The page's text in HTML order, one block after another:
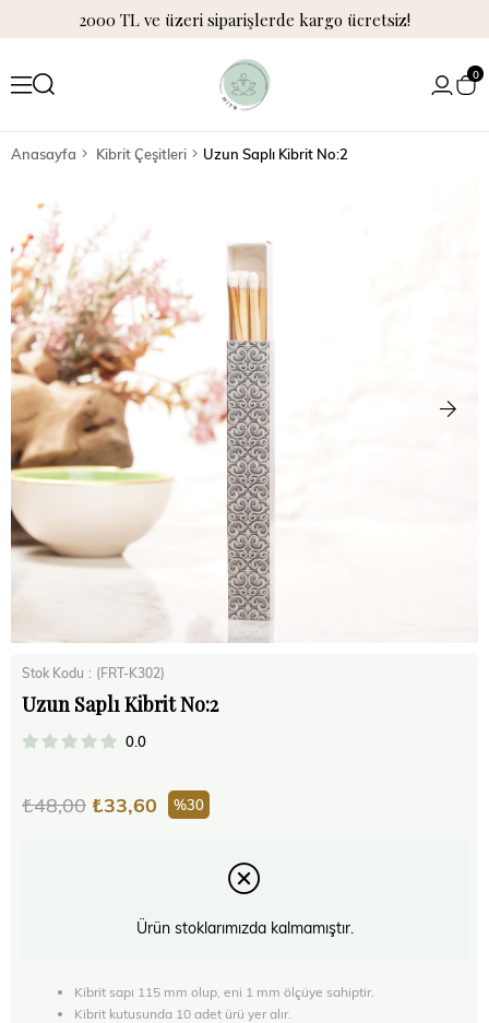
2000 TL ve üzeri siparişlerde kargo ücretsiz!
0
Anasayfa Kibrit Çeşitleri Uzun Saplı Kibrit No:2
Stok Kodu (FRT-K302)
Uzun Saplı Kibrit No:2
0.0
₺48,00 ₺33,60 30
Ürün stoklarımızda kalmamıştır.
Kibrit sapı 115 mm olup, eni 1 mm ölçüye sahiptir.
Kibrit kutusunda 10 adet ürü yer alır.